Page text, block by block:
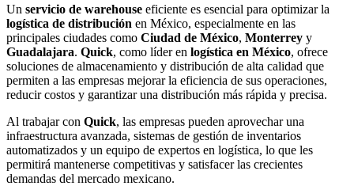
Un servicio de warehouse eficiente es esencial para optimizar la
logística de distribución en México, especialmente en las
principales ciudades como Ciudad de México, Monterrey y
Guadalajara. Quick, como líder en logística en México, ofrece
soluciones de almacenamiento y distribución de alta calidad que
permiten a las empresas mejorar la eficiencia de sus operaciones,
reducir costos y garantizar una distribución más rápida y precisa.
Al trabajar con Quick, las empresas pueden aprovechar una
infraestructura avanzada, sistemas de gestión de inventarios
automatizados y un equipo de expertos en logística, lo que les
permitirá mantenerse competitivas y satisfacer las crecientes
demandas del mercado mexicano.